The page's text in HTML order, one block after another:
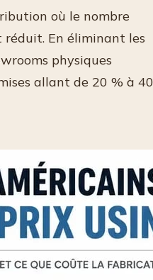
où le nombre
réduit. En éliminant les
physiques
allant de 20 % à 40